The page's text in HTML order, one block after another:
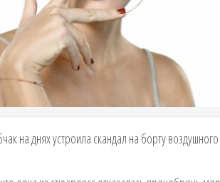
на днях устроила скандал на борту